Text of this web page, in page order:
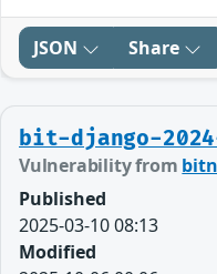
JSON Share
bit-django-
Vulnerability from
Published
2025-03-10 08:13
Modified